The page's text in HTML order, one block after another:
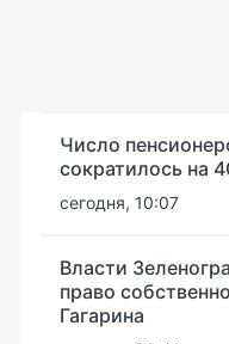
Число
сократилось на
сегодня, 10:07
Власти
право
Гагарина